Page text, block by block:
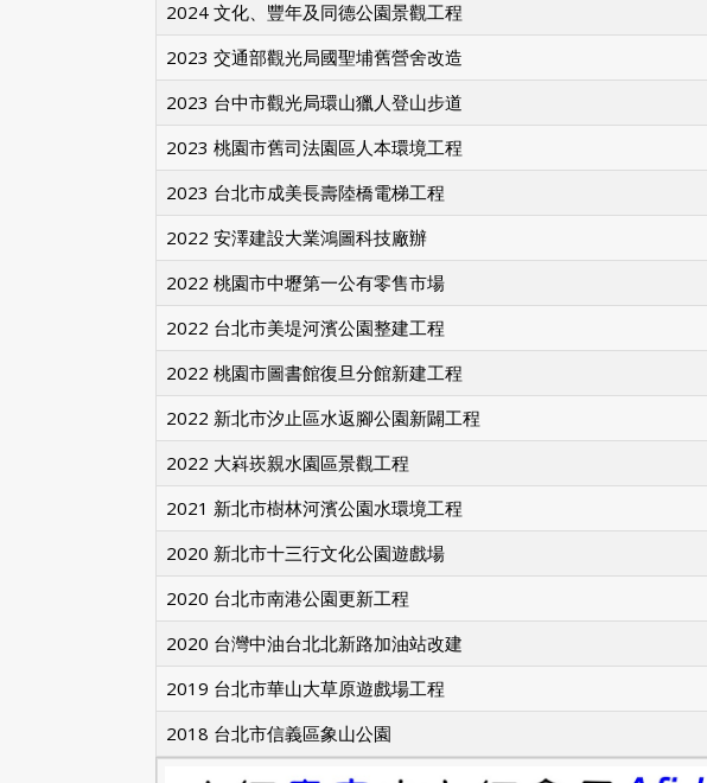
2024 文化、豐年及同德公園景觀工程
2023 交通部觀光局國聖埔舊營舍改造
2023 台中市觀光局環山獵人登山步道
2023 桃園市舊司法園區人本環境工程
2023 台北市成美長壽陸橋電梯工程
2022 安澤建設大業鴻圖科技廠辦
2022 桃園市中壢第一公有零售市場
2022 台北市美堤河濱公園整建工程
2022 桃園市圖書館復旦分館新建工程
2022 新北市汐止區水返腳公園新闢工程
2022 大嵙崁親水園區景觀工程
2021 新北市樹林河濱公園水環境工程
2020 新北市十三行文化公園遊戲場
2020 台北市南港公園更新工程
2020 台灣中油台北北新路加油站改建
2019 台北市華山大草原遊戲場工程
2018 台北市信義區象山公園